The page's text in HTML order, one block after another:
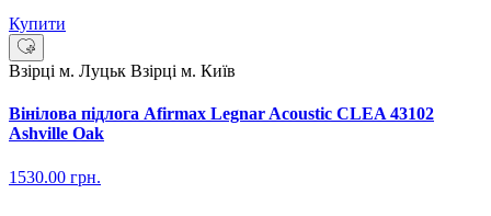
Купити
Взірці м. Луцьк Взірці м. Київ
Вінілова підлога Afirmax Legnar Acoustic CLEA 43102
Ashville Oak
1530.00 грн.